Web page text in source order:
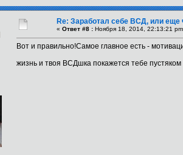
Re: Заработал себе ВСД, или еще
« Ответ #8 : Ноября 18, 2014, 22:13:21
Вот и правильно!Самое главное есть -
жизнь и твоя ВСДшка покажется тебе